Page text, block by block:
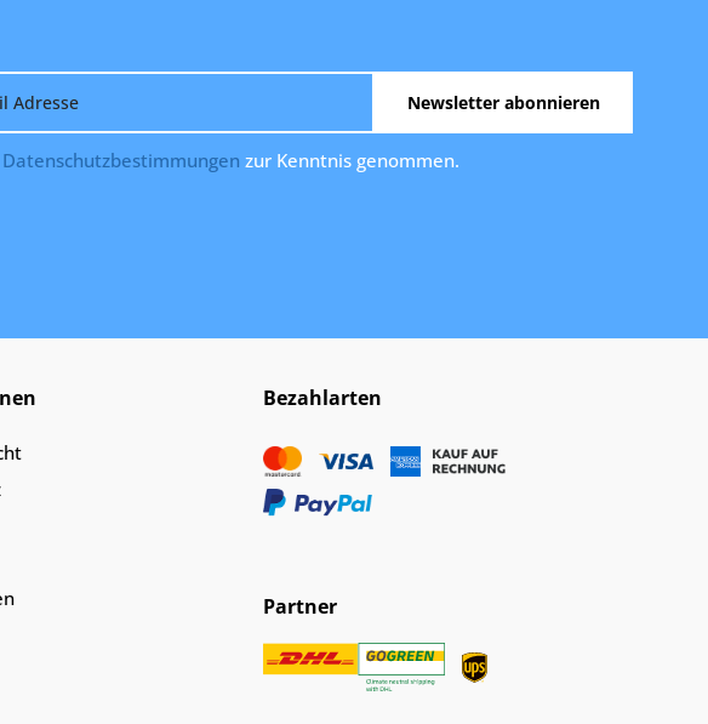
Newsletter abonnieren
Datenschutzbestimmungen zur Kenntnis genommen.
Bezahlarten
Partner